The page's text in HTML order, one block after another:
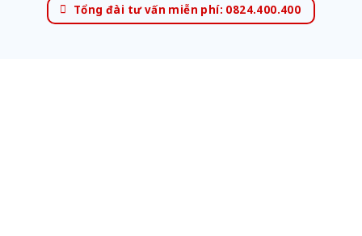
Tổng đài tư vấn miễn phí: 0824.400.400